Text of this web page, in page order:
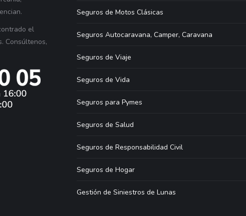
el
Consúltenos,
Seguros de Motos Clásicas
Seguros Autocaravana, Camper, Caravana
Seguros de Viaje
Seguros de Vida
Seguros para Pymes
Seguros de Salud
Seguros de Responsabilidad Civil
Seguros de Hogar
Gestión de Siniestros de Lunas